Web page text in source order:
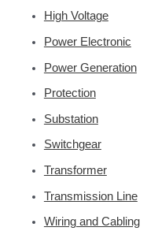
High Voltage
Power Electronic
Power Generation
Protection
Substation
Switchgear
Transformer
Transmission Line
Wiring and Cabling